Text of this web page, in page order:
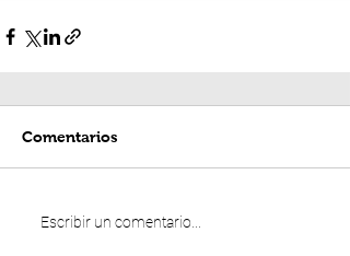
Comentarios
Escribir un comentario...